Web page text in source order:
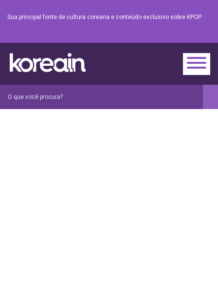
Sua principal fonte de cultura coreana e conteúdo exclusivo sobre KPOP.